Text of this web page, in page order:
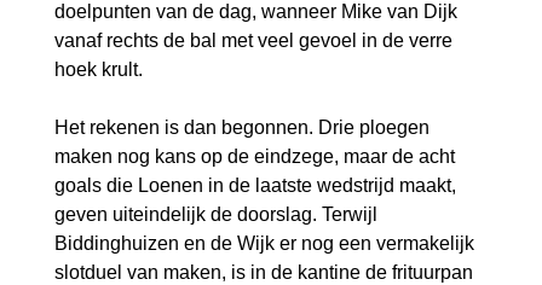
doelpunten van de dag, wanneer Mike van Dijk
vanaf rechts de bal met veel gevoel in de verre
hoek krult.
Het rekenen is dan begonnen. Drie ploegen
maken nog kans op de eindzege, maar de acht
goals die Loenen in de laatste wedstrijd maakt,
geven uiteindelijk de doorslag. Terwijl
Biddinghuizen en de Wijk er nog een vermakelijk
slotduel van maken, is in de kantine de frituurpan